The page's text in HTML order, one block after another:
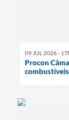
09 JUL 2026 -
Procon